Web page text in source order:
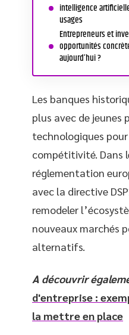
intelligence
usages
Entrepreneurs et
opportunités
aujourd’hui ?
Les banques
plus avec de jeunes
technologiques
compétitivité. Dans
réglementation
avec la directive
remodeler
nouveaux marchés
alternatifs.
A découvrir
d'entreprise :
la mettre en place